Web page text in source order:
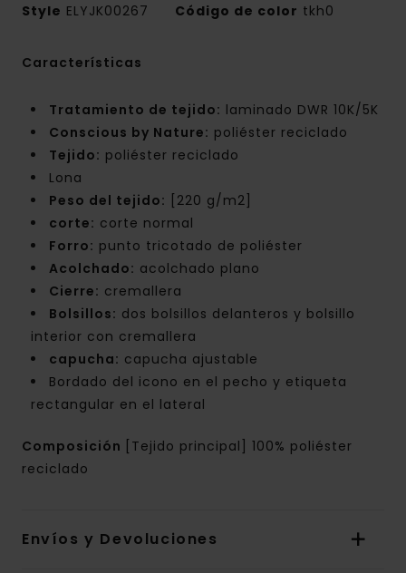
Style ELYJK00267 Código de color tkh0
Características
Tratamiento de tejido: laminado DWR 10K/5K
Conscious by Nature: poliéster reciclado
Tejido: poliéster reciclado
Lona
Peso del tejido: [220 g/m2]
corte: corte normal
Forro: punto tricotado de poliéster
Acolchado: acolchado plano
Cierre: cremallera
Bolsillos: dos bolsillos delanteros y bolsillo
interior con cremallera
capucha: capucha ajustable
Bordado del icono en el pecho y etiqueta
rectangular en el lateral
Composición [Tejido principal] 100% poliéster
reciclado
Envíos y Devoluciones